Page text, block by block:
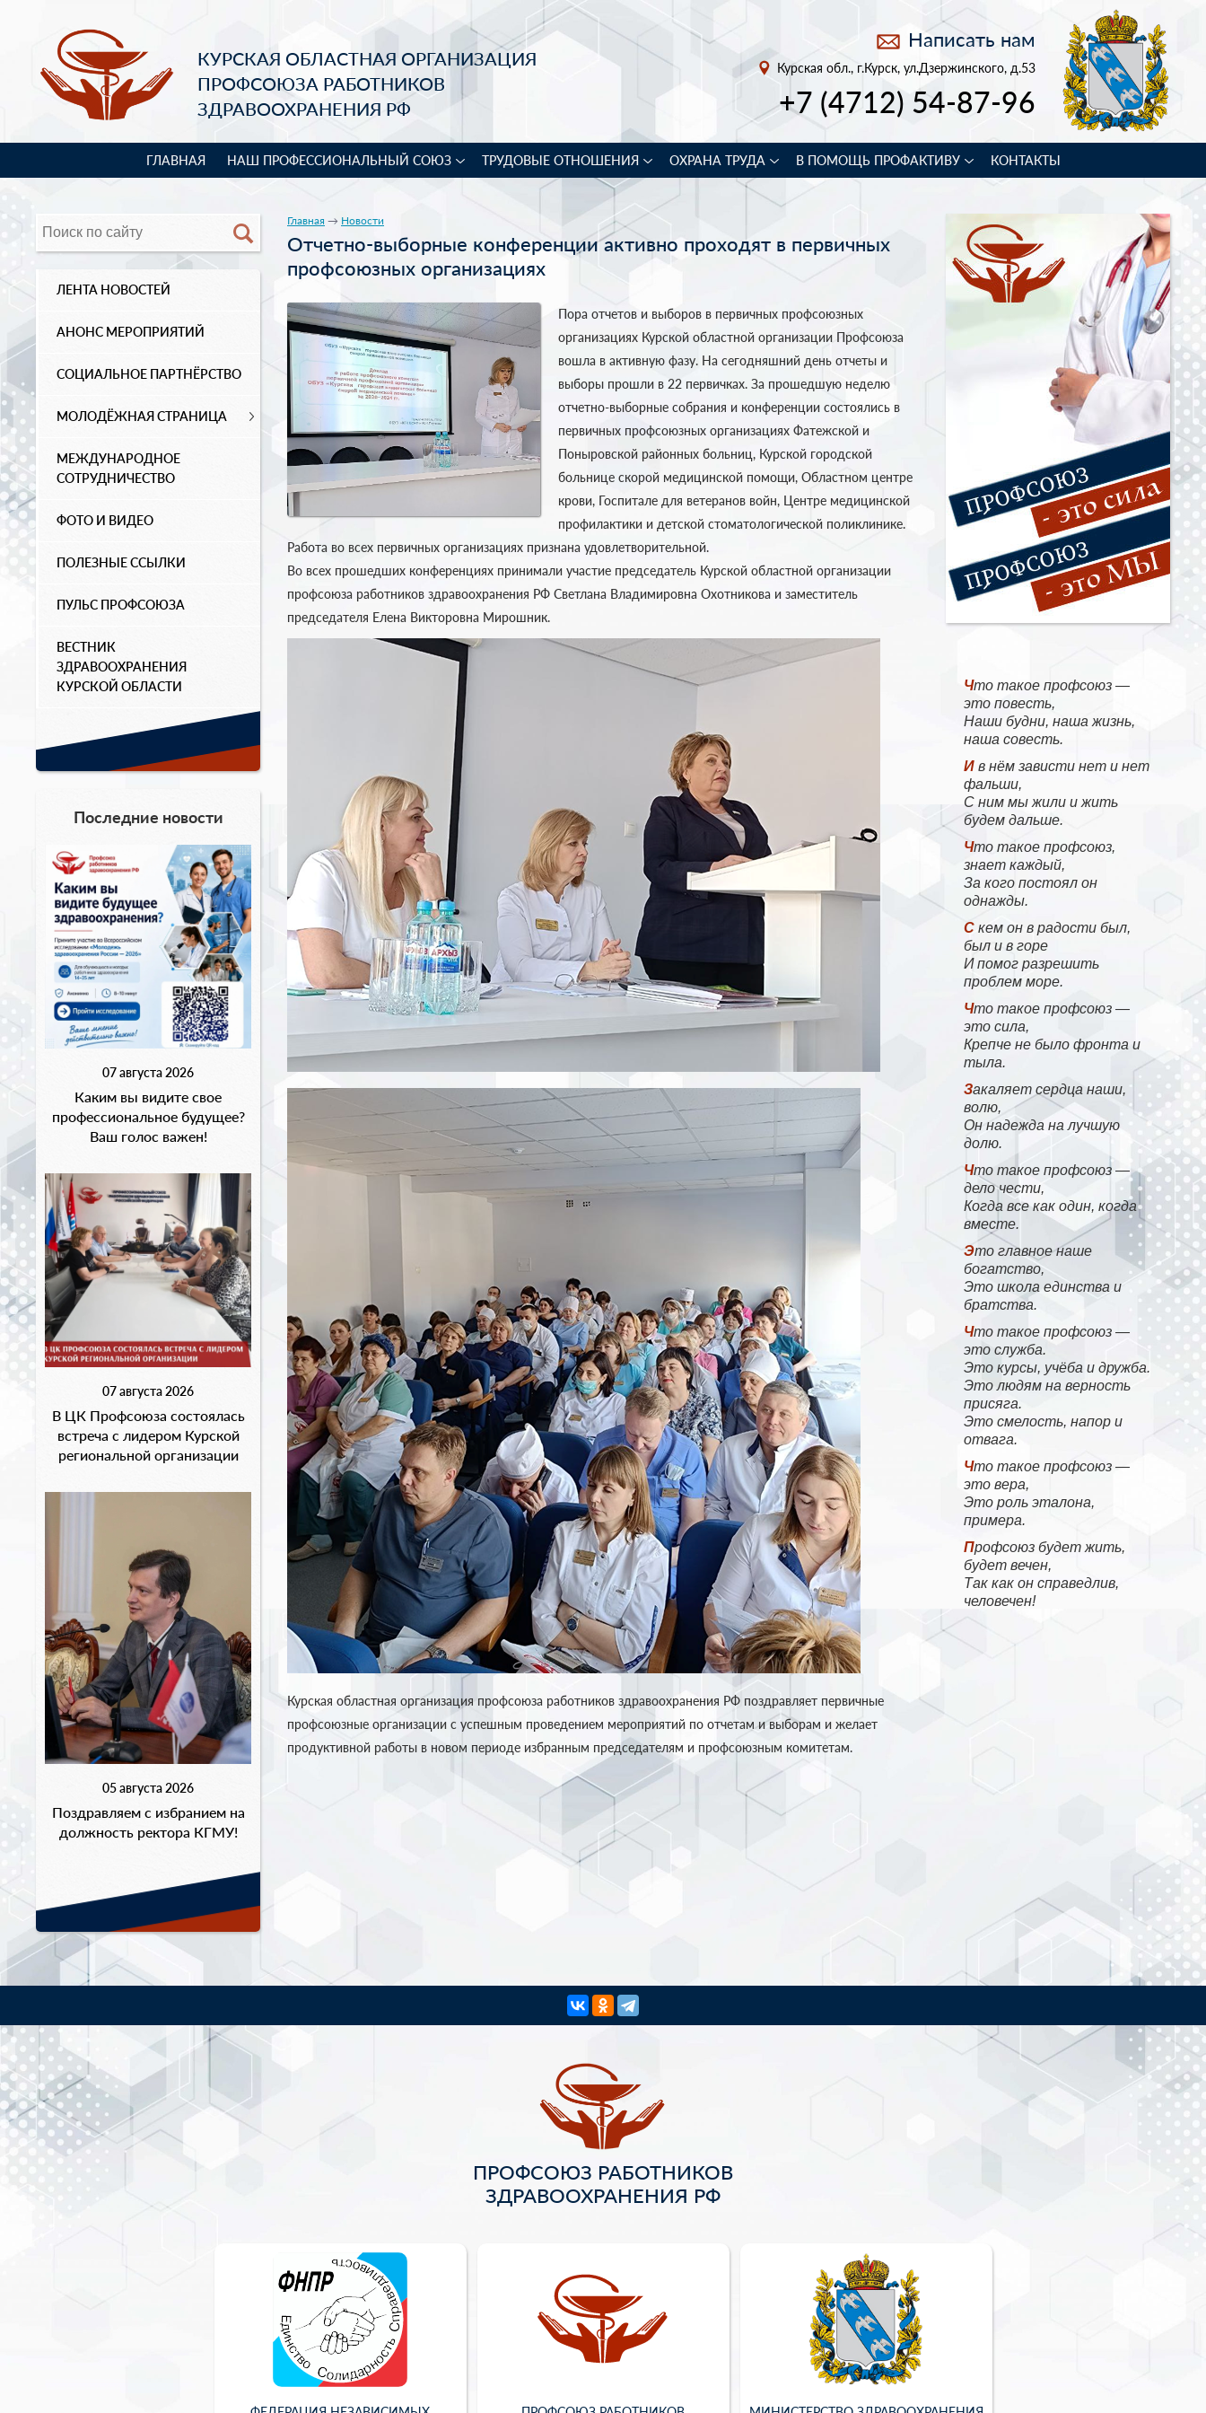
КУРСКАЯ ОБЛАСТНАЯ ОРГАНИЗАЦИЯ
ПРОФСОЮЗА РАБОТНИКОВ
ЗДРАВООХРАНЕНИЯ РФ
Написать нам
Курская обл., г.Курск, ул.Дзержинского, д.53
+7 (4712) 54-87-96
ГЛАВНАЯ НАШ ПРОФЕССИОНАЛЬНЫЙ СОЮЗ ТРУДОВЫЕ ОТНОШЕНИЯ ОХРАНА ТРУДА В ПОМОЩЬ ПРОФАКТИВУ КОНТАКТЫ
ЛЕНТА НОВОСТЕЙ
АНОНС МЕРОПРИЯТИЙ
СОЦИАЛЬНОЕ ПАРТНЁРСТВО
МОЛОДЁЖНАЯ СТРАНИЦА
МЕЖДУНАРОДНОЕ
СОТРУДНИЧЕСТВО
ФОТО И ВИДЕО
ПОЛЕЗНЫЕ ССЫЛКИ
ПУЛЬС ПРОФСОЮЗА
ВЕСТНИК
ЗДРАВООХРАНЕНИЯ
КУРСКОЙ ОБЛАСТИ
Последние новости
07 августа 2026
Каким вы видите свое
профессиональное будущее?
Ваш голос важен!
07 августа 2026
В ЦК Профсоюза состоялась
встреча с лидером Курской
региональной организации
05 августа 2026
Поздравляем с избранием на
должность ректора КГМУ!
Что такое профсоюз —
это повесть,
Наши будни, наша жизнь,
наша совесть.
И в нём зависти нет и нет
фальши,
С ним мы жили и жить
будем дальше.
Что такое профсоюз,
знает каждый,
За кого постоял он
однажды.
С кем он в радости был,
был и в горе
И помог разрешить
проблем море.
Что такое профсоюз —
это сила,
Крепче не было фронта и
тыла.
Закаляет сердца наши,
волю,
Он надежда на лучшую
долю.
Что такое профсоюз —
дело чести,
Когда все как один, когда
вместе.
Это главное наше
богатство,
Это школа единства и
братства.
Что такое профсоюз —
это служба.
Это курсы, учёба и дружба.
Это людям на верность
присяга.
Это смелость, напор и
отвага.
Что такое профсоюз —
это вера,
Это роль эталона,
примера.
Профсоюз будет жить,
будет вечен,
Так как он справедлив,
человечен!
Главная → Новости
Отчетно-выборные конференции активно проходят в первичных
профсоюзных организациях
Пора отчетов и выборов в первичных профсоюзных
организациях Курской областной организации Профсоюза
вошла в активную фазу. На сегодняшний день отчеты и
выборы прошли в 22 первичках. За прошедшую неделю
отчетно-выборные собрания и конференции состоялись в
первичных профсоюзных организациях Фатежской и
Поныровской районных больниц, Курской городской
больнице скорой медицинской помощи, Областном центре
крови, Госпитале для ветеранов войн, Центре медицинской
профилактики и детской стоматологической поликлинике.
Работа во всех первичных организациях признана удовлетворительной.
Во всех прошедших конференциях принимали участие председатель Курской областной организации
профсоюза работников здравоохранения РФ Светлана Владимировна Охотникова и заместитель
председателя Елена Викторовна Мирошник.
Курская областная организация профсоюза работников здравоохранения РФ поздравляет первичные
профсоюзные организации с успешным проведением мероприятий по отчетам и выборам и желает
продуктивной работы в новом периоде избранным председателям и профсоюзным комитетам.
ПРОФСОЮЗ РАБОТНИКОВ
ЗДРАВООХРАНЕНИЯ РФ